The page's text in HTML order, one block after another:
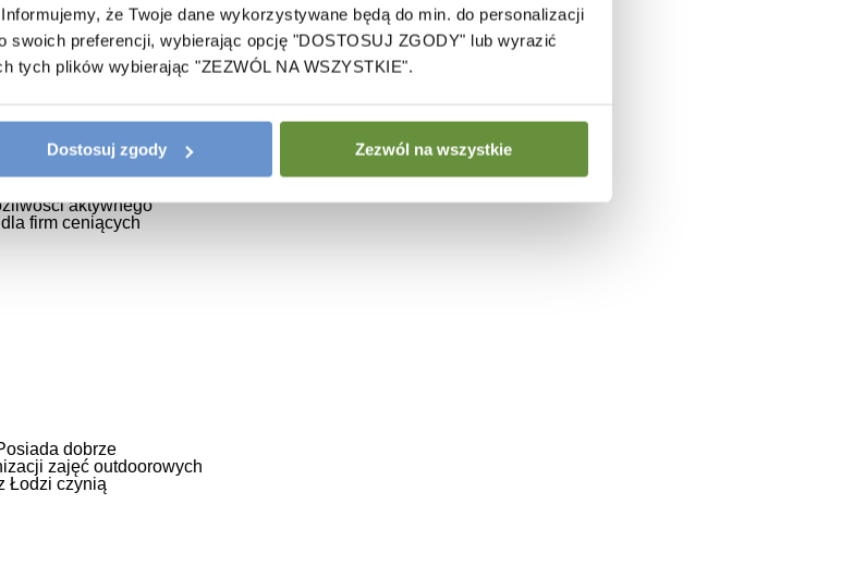
że Twoje dane wykorzystywane będą do min. do personalizacji
preferencji, wybierając opcję "DOSTOSUJ ZGODY" lub wyrazić
tych plików wybierając "ZEZWÓL NA WSZYSTKIE".
Dostosuj zgody Zezwól na wszystkie
otoczeniu parku i lasów.
aktywnego
firm ceniących
dobrze
zajęć outdoorowych
Łodzi czynią